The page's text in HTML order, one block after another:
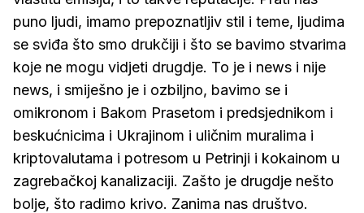
puno ljudi, imamo prepoznatljiv stil i teme, ljudima
se sviđa što smo drukčiji i što se bavimo stvarima
koje ne mogu vidjeti drugdje. To je i news i nije
news, i smiješno je i ozbiljno, bavimo se i
omikronom i Bakom Prasetom i predsjednikom i
beskućnicima i Ukrajinom i uličnim muralima i
kriptovalutama i potresom u Petrinji i kokainom u
zagrebačkoj kanalizaciji. Zašto je drugdje nešto
bolje, što radimo krivo. Zanima nas društvo.